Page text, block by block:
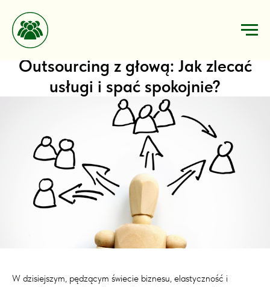
Outsourcing z głową: Jak zlecać
usługi i spać spokojnie?
W dzisiejszym, pędzącym świecie biznesu, elastyczność i